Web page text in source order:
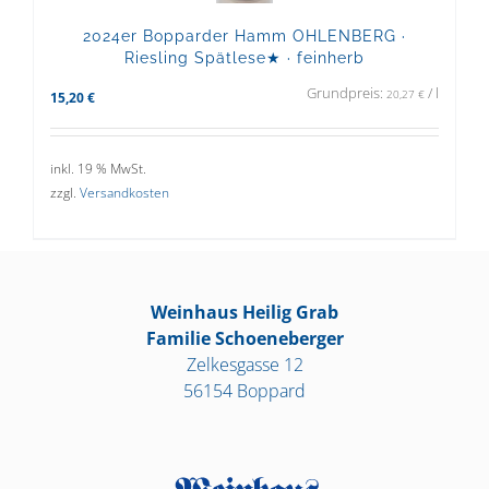
2024er Bopparder Hamm OHLENBERG ·
Riesling Spätlese★ · feinherb
15,20 € Grundpreis: 20,27 € / l
inkl. 19 % MwSt.
zzgl. Versandkosten
Weinhaus Heilig Grab
Familie Schoeneberger
Zelkesgasse 12
56154 Boppard